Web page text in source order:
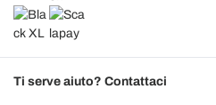
Ti serve aiuto? Contattaci